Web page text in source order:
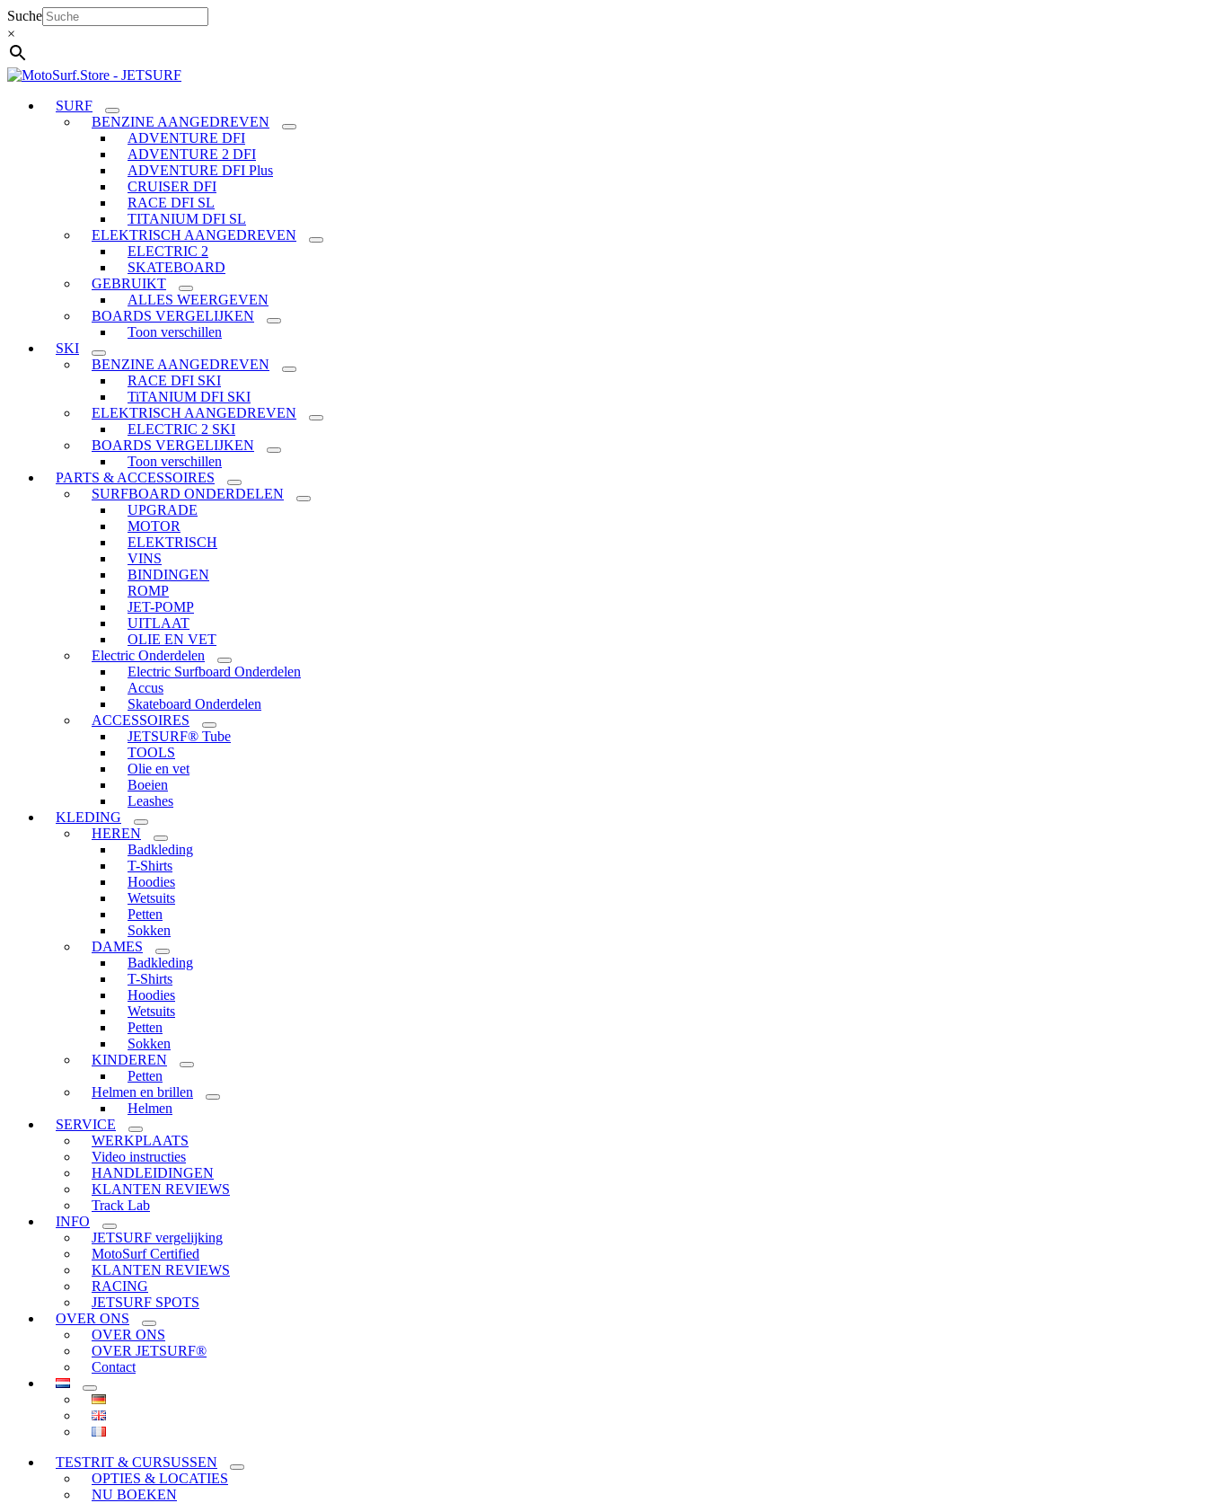
Ga
naar
de
inhoud
Suche
×
SURF
BENZINE AANGEDREVEN
ADVENTURE DFI
ADVENTURE 2 DFI
ADVENTURE DFI Plus
CRUISER DFI
RACE DFI SL
TITANIUM DFI SL
ELEKTRISCH AANGEDREVEN
ELECTRIC 2
SKATEBOARD
GEBRUIKT
ALLES WEERGEVEN
BOARDS VERGELIJKEN
Toon verschillen
SKI
BENZINE AANGEDREVEN
RACE DFI SKI
TiTANIUM DFI SKI
ELEKTRISCH AANGEDREVEN
ELECTRIC 2 SKI
BOARDS VERGELIJKEN
Toon verschillen
PARTS & ACCESSOIRES
SURFBOARD ONDERDELEN
UPGRADE
MOTOR
ELEKTRISCH
VINS
BINDINGEN
ROMP
JET-POMP
UITLAAT
OLIE EN VET
Electric Onderdelen
Electric Surfboard Onderdelen
Accus
Skateboard Onderdelen
ACCESSOIRES
JETSURF® Tube
TOOLS
Olie en vet
Boeien
Leashes
KLEDING
HEREN
Badkleding
T-Shirts
Hoodies
Wetsuits
Petten
Sokken
DAMES
Badkleding
T-Shirts
Hoodies
Wetsuits
Petten
Sokken
KINDEREN
Petten
Helmen en brillen
Helmen
SERVICE
WERKPLAATS
Video instructies
HANDLEIDINGEN
KLANTEN REVIEWS
Track Lab
INFO
JETSURF vergelijking
MotoSurf Certified
KLANTEN REVIEWS
RACING
JETSURF SPOTS
OVER ONS
OVER ONS
OVER JETSURF®
Contact
TESTRIT & CURSUSSEN
OPTIES & LOCATIES
NU BOEKEN